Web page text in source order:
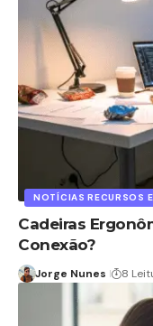
NOTÍCIAS RECURSOS
Cadeiras
Conexão?
Jorge Nunes 8